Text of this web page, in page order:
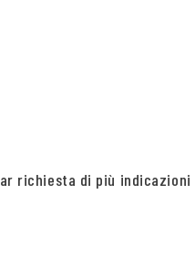
richiesta di più